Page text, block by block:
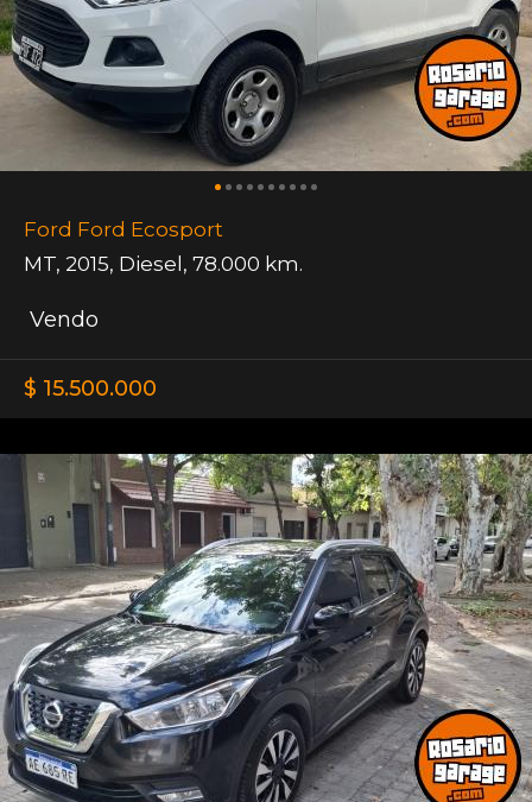
Ford Ford Ecosport
MT, 2015, Diesel, 78.000 km.
Vendo
$ 15.500.000